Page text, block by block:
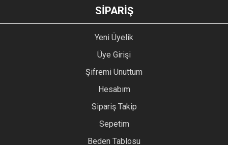
GÖNDER
SİPARİŞ
Yeni Üyelik
Üye Girişi
Şifremi Unuttum
Hesabım
Sipariş Takip
Sepetim
Beden Tablosu